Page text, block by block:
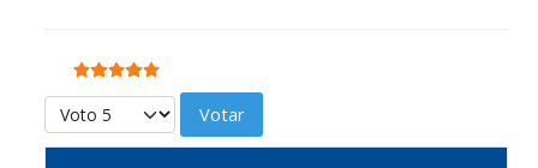
Ratio:5/5
Por favor, vote